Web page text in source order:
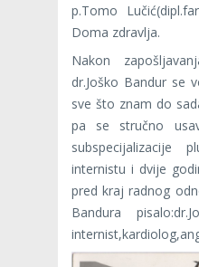
p.Tomo
Doma zdravlja.
Nakon
dr.Joško Bandur se
sve što znam do
pa se stručno
subspecijalizacije
internistu i dvije
pred kraj radnog
Bandura